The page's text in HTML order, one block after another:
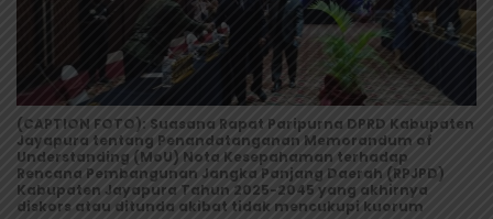
(CAPTION FOTO): Suasana Rapat Paripurna DPRD Kabupaten
Jayapura tentang Penandatanganan Memorandum of
Understanding (MoU) Nota Kesepahaman terhadap
Rencana Pembangunan Jangka Panjang Daerah (RPJPD)
Kabupaten Jayapura Tahun 2025-2045 yang akhirnya
diskors atau ditunda akibat tidak mencukupi kuorum